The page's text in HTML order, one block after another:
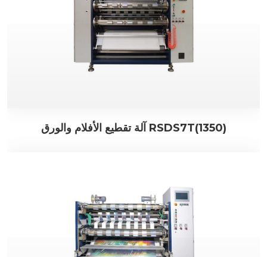
آلة تقطيع الأفلام والورق RSDS7T(1350)